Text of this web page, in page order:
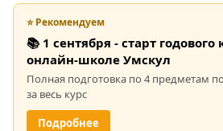
⭐ Рекомендуем
📚 1 сентября - старт годового
онлайн-школе Умскул
Полная подготовка по 4 предметам
за весь курс
Подробнее